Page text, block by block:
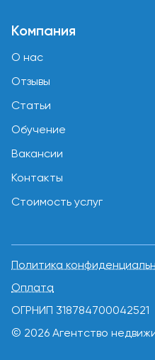
Компания
О нас
Отзывы
Статьи
Обучение
Вакансии
Контакты
Стоимость услуг
Политика
Оплата
ОГРНИП 318784700042521
© 2026 Агентство